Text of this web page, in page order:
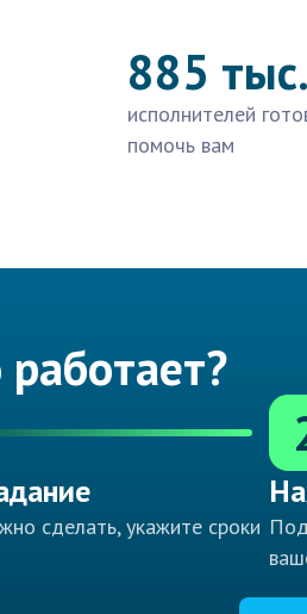
885 тыс.
исполнителей
помочь вам
сделать, укажите сроки